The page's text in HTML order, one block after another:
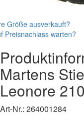
Größe ausverkauft?
Preisnachlass warten?
Martens
Leonore
Art-Nr.: 264001284